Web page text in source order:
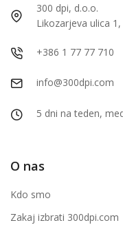
300 dpi, d.o.o.
Likozarjeva ulica
+386 1 77 77 710
info@300dpi.com
5 dni na teden,
O nas
Kdo smo
Zakaj izbrati 300dpi.com